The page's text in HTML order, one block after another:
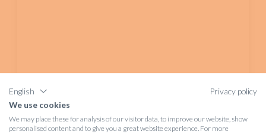
English
Privacy policy
We use cookies
We may place these for analysis of our visitor data, to improve our website, show
personalised content and to give you a great website experience. For more